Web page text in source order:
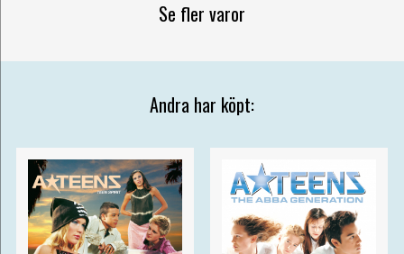
Se fler varor
Andra har köpt: